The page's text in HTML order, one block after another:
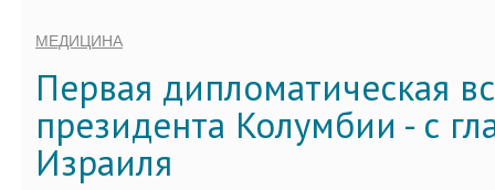
МЕДИЦИНА
Первая дипломатическая
президента Колумбии - с
Израиля